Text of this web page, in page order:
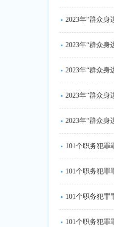
2023年“群众
2023年“群众身
2023年“群众
2023年“群众身
2023年“群众
101个职务犯罪
101个职务犯罪
101个职务犯罪
101个职务犯罪